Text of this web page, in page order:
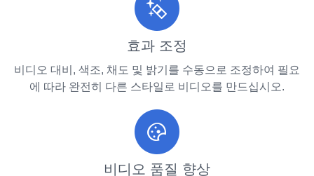
효과 조정
비디오 대비, 색조, 채도 및 밝기를 수동으로 조정하여 필요
에 따라 완전히 다른 스타일로 비디오를 만드십시오.
비디오 품질 향상